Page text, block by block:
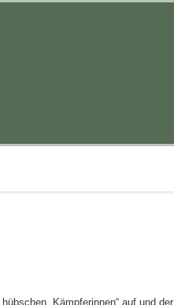
„Kämpferinnen“ auf und der